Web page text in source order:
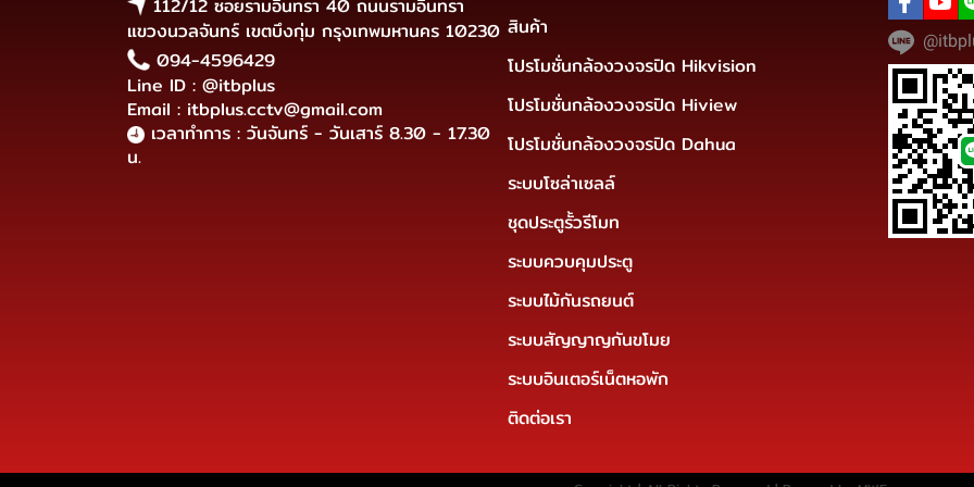
112/12 ซอยรามอินทรา 40 ถนนรามอินทรา
แขวงนวลจันทร์ เขตบึงกุ่ม กรุงเทพมหานคร 10230
094-4596429
Line ID : @itbplus
Email : itbplus.cctv@gmail.com
เวลาทำการ : วันจันทร์ - วันเสาร์ 8.30 - 17.30
น.
สินค้า
โปรโมชั่นกล้องวงจรปิด Hikvision
โปรโมชั่นกล้องวงจรปิด Hiview
โปรโมชั่นกล้องวงจรปิด Dahua
ระบบโซล่าเซลล์
ชุดประตูรั้วรีโมท
ระบบควบคุมประตู
ระบบไม้กันรถยนต์
ระบบสัญญาญกันขโมย
ระบบอินเตอร์เน็ตหอพัก
ติดต่อเรา